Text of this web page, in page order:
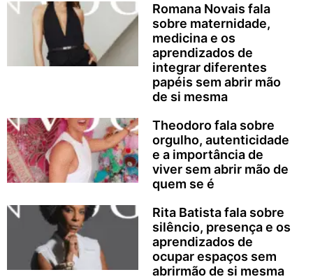
Romana Novais fala
sobre maternidade,
medicina e os
aprendizados de
integrar diferentes
papéis sem abrir mão
de si mesma
Theodoro fala sobre
orgulho, autenticidade
e a importância de
viver sem abrir mão de
quem se é
Rita Batista fala sobre
silêncio, presença e os
aprendizados de
ocupar espaços sem
abrirmão de si mesma